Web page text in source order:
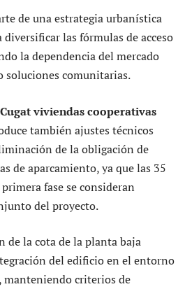
de una estrategia urbanística
diversificar las fórmulas de acceso
la dependencia del mercado
soluciones comunitarias.
viviendas cooperativas
también ajustes técnicos
de la obligación de
de aparcamiento, ya que las 35
fase se consideran
del proyecto.
de la cota de la planta baja
del edificio en el entorno
manteniendo criterios de